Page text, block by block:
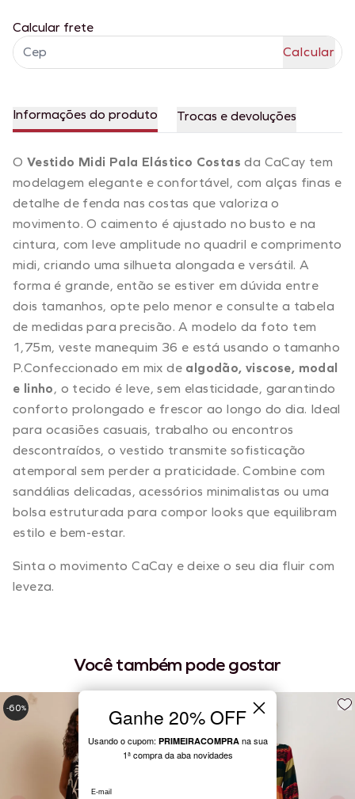
Calcular frete
Informações do produto Trocas e devoluções
O Vestido Midi Pala Elástico Costas da CaCay tem
modelagem elegante e confortável, com alças finas e
detalhe de fenda nas costas que valoriza o
movimento. O caimento é ajustado no busto e na
cintura, com leve amplitude no quadril e comprimento
midi, criando uma silhueta alongada e versátil. A
forma é grande, então se estiver em dúvida entre
dois tamanhos, opte pelo menor e consulte a tabela
de medidas para precisão. A modelo da foto tem
1,75m, veste manequim 36 e está usando o tamanho
P.Confeccionado em mix de algodão, viscose, modal
e linho, o tecido é leve, sem elasticidade, garantindo
conforto prolongado e frescor ao longo do dia. Ideal
para ocasiões casuais, trabalho ou encontros
descontraídos, o vestido transmite sofisticação
atemporal sem perder a praticidade. Combine com
sandálias delicadas, acessórios minimalistas ou uma
bolsa estruturada para compor looks que equilibram
estilo e bem-estar.
Sinta o movimento CaCay e deixe o seu dia fluir com
leveza.
Você também pode gostar
-60%